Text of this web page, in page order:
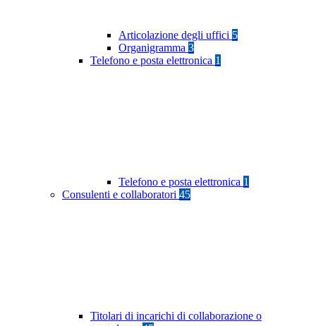
Articolazione degli uffici 5
Organigramma 3
Telefono e posta elettronica 1
Telefono e posta elettronica 1
Consulenti e collaboratori 45
Titolari di incarichi di collaborazione o